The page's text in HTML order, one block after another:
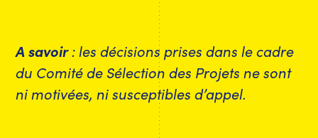
A savoir: les décisions prises dans le cadre
du Comité de Sélection des Projets ne sont
ni motivées, ni susceptibles d’appel.